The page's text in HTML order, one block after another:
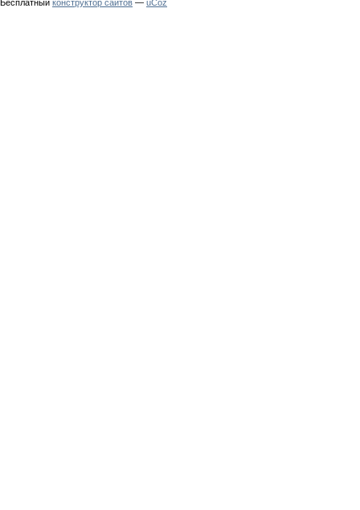
Бесплатный конструктор сайтов — uCoz